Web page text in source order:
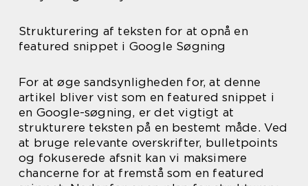
Strukturering af teksten for at opnå en
featured snippet i Google Søgning
For at øge sandsynligheden for, at denne
artikel bliver vist som en featured snippet i
en Google-søgning, er det vigtigt at
strukturere teksten på en bestemt måde. Ved
at bruge relevante overskrifter, bulletpoints
og fokuserede afsnit kan vi maksimere
chancerne for at fremstå som en featured